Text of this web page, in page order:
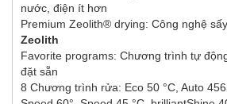
nước, điện ít hơn
Premium Zeolith® drying: Công nghệ sấy
Zeolith
Favorite programs: Chương trình tự
đặt sẵn
8 Chương trình rửa: Eco 50 °C, Auto